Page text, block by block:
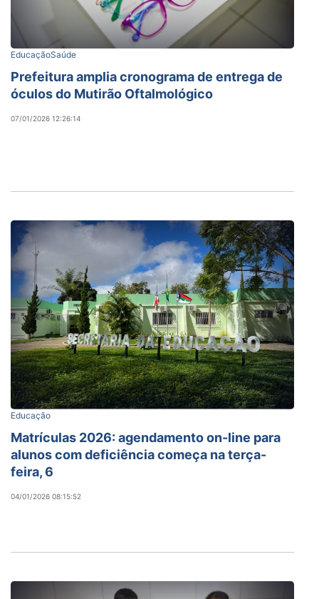
EducaçãoSaúde
Prefeitura amplia cronograma de entrega de
óculos do Mutirão Oftalmológico
07/01/2026 12:26:14
Educação
Matrículas 2026: agendamento on-line para
alunos com deficiência começa na terça-
feira, 6
04/01/2026 08:15:52